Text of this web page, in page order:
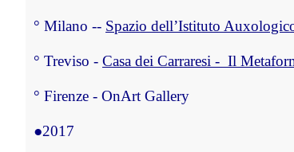
° Milano -- Spazio dell’Istituto
° Treviso - Casa dei Carraresi -  Il
° Firenze - OnArt Gallery
●2017